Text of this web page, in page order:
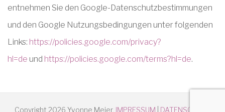
entnehmen Sie den Google-Datenschutzbestimmungen
und den Google Nutzungsbedingungen unter folgenden
Links: https://policies.google.com/privacy?
hl=de und https://policies.google.com/terms?hl=de.
Copyright 2026 Yvonne Meier. IMPRESSUM DATENSCHUTZ